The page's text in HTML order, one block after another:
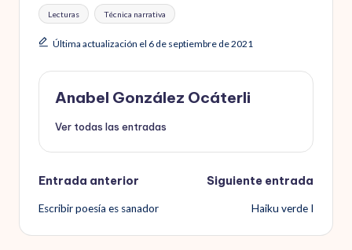
Etiquetas:
Lecturas Técnica narrativa
Última actualización el 6 de septiembre de 2021
Anabel González Ocáterli
Ver todas las entradas
Navegación
de
Entrada anterior
Escribir poesía es sanador
Siguiente entrada
Haiku verde I